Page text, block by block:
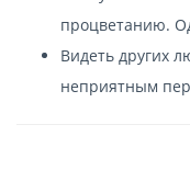
процветанию.
Видеть других
неприятным